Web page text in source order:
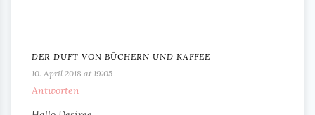
DER DUFT VON BÜCHERN UND KAFFEE
10. April 2018 at 19:05
Antworten